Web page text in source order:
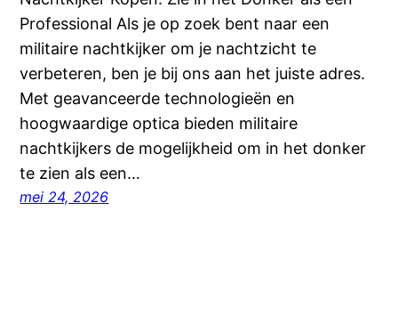
Professional Als je op zoek bent naar een
militaire nachtkijker om je nachtzicht te
verbeteren, ben je bij ons aan het juiste adres.
Met geavanceerde technologieën en
hoogwaardige optica bieden militaire
nachtkijkers de mogelijkheid om in het donker
te zien als een…
mei 24, 2026